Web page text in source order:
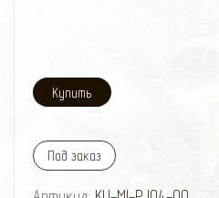
Под заказ